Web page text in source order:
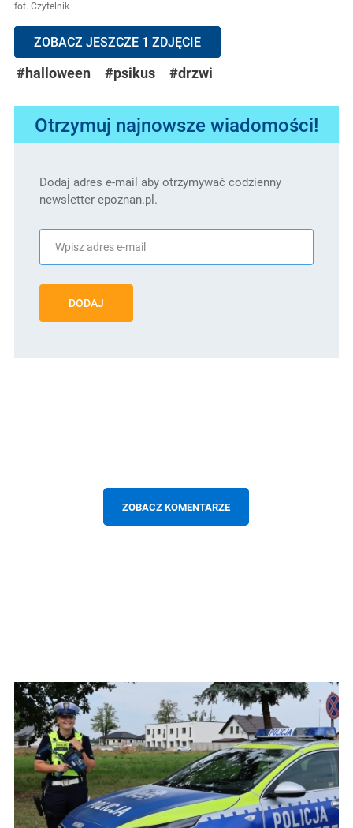
fot. Czytelnik
ZOBACZ JESZCZE 1 ZDJĘCIE
#halloween #psikus #drzwi
Otrzymuj najnowsze wiadomości!
Dodaj adres e-mail aby otrzymywać codzienny
newsletter epoznan.pl.
DODAJ
ZOBACZ KOMENTARZE